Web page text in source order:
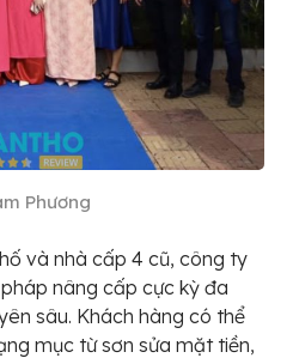
Phương
và nhà cấp 4 cũ, công ty
nâng cấp cực kỳ đa
sâu. Khách hàng có thể
mục từ sơn sửa mặt tiền,